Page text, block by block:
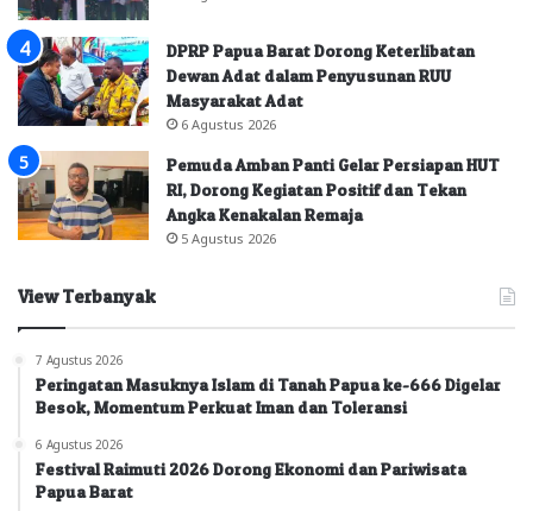
DPRP Papua Barat Dorong Keterlibatan
Dewan Adat dalam Penyusunan RUU
Masyarakat Adat
6 Agustus 2026
Pemuda Amban Panti Gelar Persiapan HUT
RI, Dorong Kegiatan Positif dan Tekan
Angka Kenakalan Remaja
5 Agustus 2026
View Terbanyak
7 Agustus 2026
Peringatan Masuknya Islam di Tanah Papua ke-666 Digelar
Besok, Momentum Perkuat Iman dan Toleransi
6 Agustus 2026
Festival Raimuti 2026 Dorong Ekonomi dan Pariwisata
Papua Barat